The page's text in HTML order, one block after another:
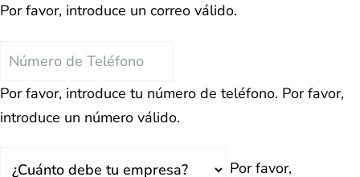
Por favor, introduce un correo válido.
Teléfono
Por favor, introduce tu número de teléfono. Por favor,
introduce un número válido.
Por favor,